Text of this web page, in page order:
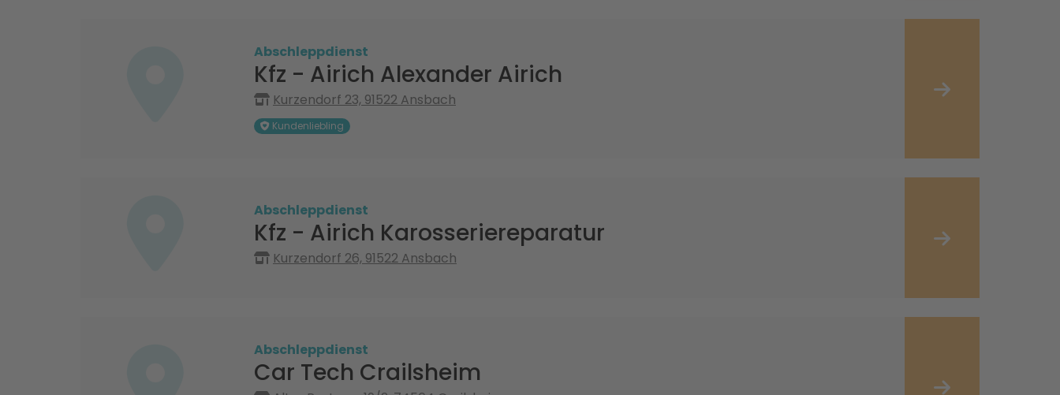
Abschleppdienst
Kfz - Airich Alexander Airich
Kurzendorf 23, 91522 Ansbach
Kundenliebling
Abschleppdienst
Kfz - Airich Karosseriereparatur
Kurzendorf 26, 91522 Ansbach
Abschleppdienst
Car Tech Crailsheim